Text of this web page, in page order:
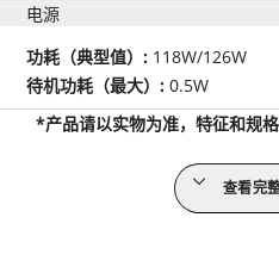
电源
功耗（典型值）: 118W/126W
待机功耗（最大）:0.5W
*产品请以实物为准，特征和规
查看完